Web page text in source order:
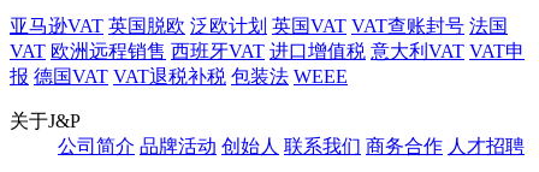
亚马逊VAT 英国脱欧 泛欧计划 英国VAT VAT查账封号 法国
VAT 欧洲远程销售 西班牙VAT 进口增值税 意大利VAT VAT申
报 德国VAT VAT退税补税 包装法 WEEE
关于J&P
公司简介 品牌活动 创始人 联系我们 商务合作 人才招聘